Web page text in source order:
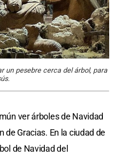
un pesebre cerca del árbol, para
ver árboles de Navidad
de Gracias. En la ciudad de
de Navidad del